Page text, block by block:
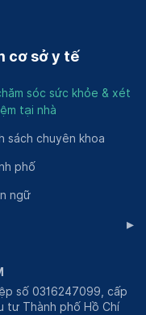
cơ sở y tế
sóc sức khỏe & xét
tại nhà
sách chuyên khoa
phố
ngữ
▸
số 0316247099, cấp
tư Thành phố Hồ Chí